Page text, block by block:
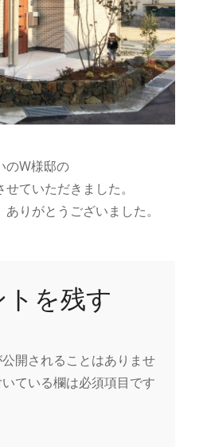
のW様邸の
ていただきました。
りがとうございました。
トを残す
開されることはありませ
ている欄は必須項目です